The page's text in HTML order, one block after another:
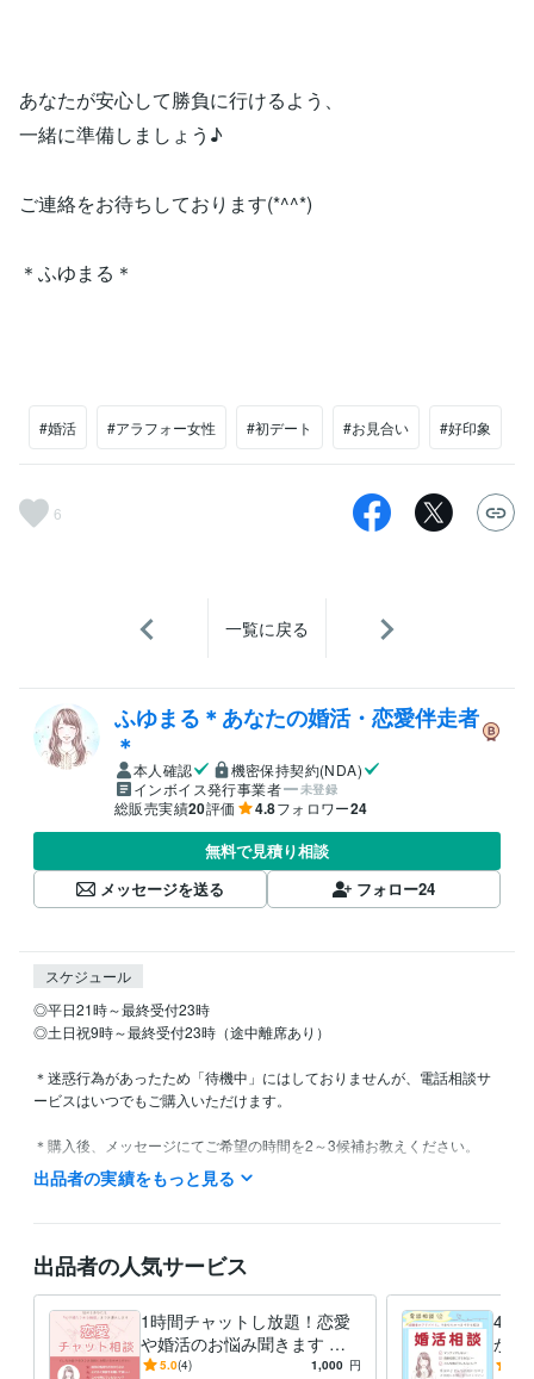
あなたが安心して勝負に行けるよう、
一緒に準備しましょう♪
ご連絡をお待ちしております(*^^*)
＊ふゆまる＊
#婚活 #アラフォー女性 #初デート #お見合い #好印象
6
一覧に戻る
ふゆまる＊あなたの婚活・恋愛伴走者
＊
本人確認
機密保持契約(NDA)
インボイス発行事業者
未登録
総販売実績20評価 4.8フォロワー24
無料で見積り相談
メッセージを送る
フォロー24
スケジュール
◎平日21時～最終受付23時
◎土日祝9時～最終受付23時（途中離席あり）
＊迷惑行為があったため「待機中」にはしておりませんが、電話相談サ
ービスはいつでもご購入いただけます。
＊購入後、メッセージにてご希望の時間を2～3候補お教えください。
＊日中は本業があるため、平日18時頃まではお返事をできない場合がご
＊時間や相談内容でご不明な点がございましたら、DMにてお気軽にお問
い合わせください(*^^*)
経験職種
事務・ビジネスサポート / 事務（一般事務） 経験年数 : 15年
出品者の実績をもっと見る
出品者の人気サービス
1時間チャットし放題！恋愛
や婚活のお悩み聞きます 男
女OK♪あなたが気づいていな
5.0(4) 1,000 円
40代
から
イチ